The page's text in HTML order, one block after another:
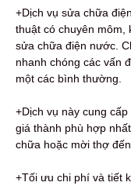
+Dịch vụ sửa chữa
thuật có chuyên môm,
sửa chữa điện nước.
nhanh chóng các vấn
một các bình thường.
+Dịch vụ này cung
giá thành phù hợp
chữa hoặc mời thợ
+Tối ưu chi phí và tiết